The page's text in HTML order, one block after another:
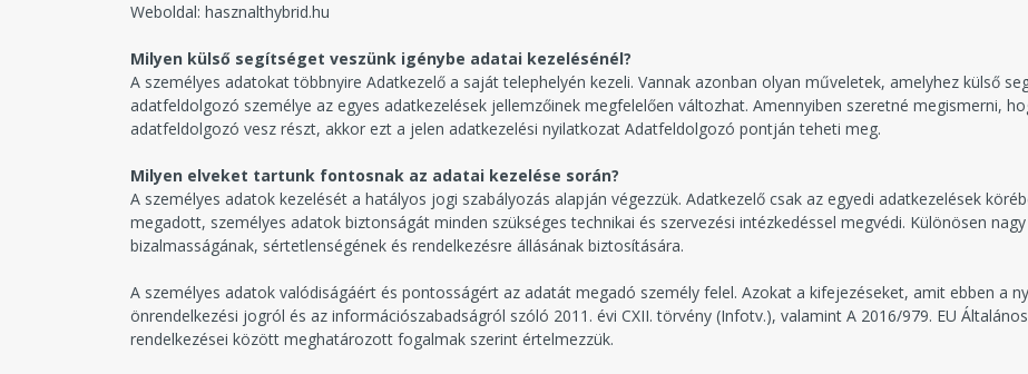
Weboldal: hasznalthybrid.hu
Milyen külső segítséget veszünk igénybe adatai kezelésénél?
A személyes adatokat többnyire Adatkezelő a saját telephelyén kezeli. Vannak azonban olyan műveletek, amelyhez külső
adatfeldolgozó személye az egyes adatkezelések jellemzőinek megfelelően változhat. Amennyiben szeretné megismerni,
adatfeldolgozó vesz részt, akkor ezt a jelen adatkezelési nyilatkozat Adatfeldolgozó pontján teheti meg.
Milyen elveket tartunk fontosnak az adatai kezelése során?
A személyes adatok kezelését a hatályos jogi szabályozás alapján végezzük. Adatkezelő csak az egyedi adatkezelések
megadott, személyes adatok biztonságát minden szükséges technikai és szervezési intézkedéssel megvédi. Különösen
bizalmasságának, sértetlenségének és rendelkezésre állásának biztosítására.
A személyes adatok valódiságáért és pontosságért az adatát megadó személy felel. Azokat a kifejezéseket, amit ebben a
önrendelkezési jogról és az információszabadságról szóló 2011. évi CXII. törvény (Infotv.), valamint A 2016/979. EU
rendelkezései között meghatározott fogalmak szerint értelmezzük.